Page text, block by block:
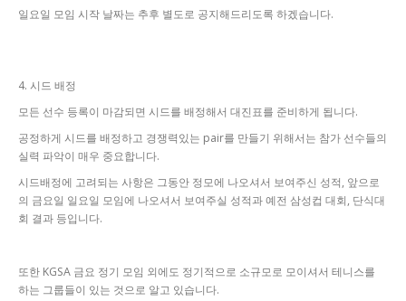
일요일 모임 시작 날짜는 추후 별도로 공지해드리도록 하겠습니다.
4. 시드 배정
모든 선수 등록이 마감되면 시드를 배정해서 대진표를 준비하게 됩니다.
공정하게 시드를 배정하고 경쟁력있는 pair를 만들기 위해서는 참가 선수들의
실력 파악이 매우 중요합니다.
시드배정에 고려되는 사항은 그동안 정모에 나오셔서 보여주신 성적, 앞으로
의 금요일 일요일 모임에 나오셔서 보여주실 성적과 예전 삼성컵 대회, 단식대
회 결과 등입니다.
또한 KGSA 금요 정기 모임 외에도 정기적으로 소규모로 모이셔서 테니스를
하는 그룹들이 있는 것으로 알고 있습니다.